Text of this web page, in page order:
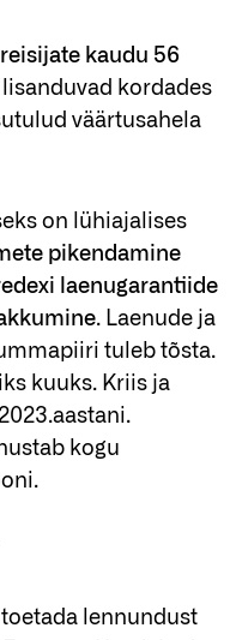
kaudu 56
kordades
väärtusahela
on lühiajalises
te pikendamine
laenugarantiide
. Laenude ja
tuleb tõsta.
kuuks. Kriis ja
kogu
lennundust